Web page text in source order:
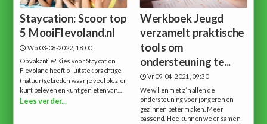
Staycation: Scoor top
5 MooiFlevoland.nl
Wo 03-08-2022, 18:00
Op vakantie? Kies voor Staycation.
Flevoland heeft bij uitstek prachtige
(natuur)gebieden waar je veel plezier
kunt beleven en kunt genieten van...
Lees verder...
Werkboek Jeugd
verzamelt praktische
tools om
ondersteuning te...
Vr 09-04-2021, 09:30
We willen met z’n allen de
ondersteuning voor jongeren en
gezinnen beter maken. Meer
passend. Hoe kunnen we er samen